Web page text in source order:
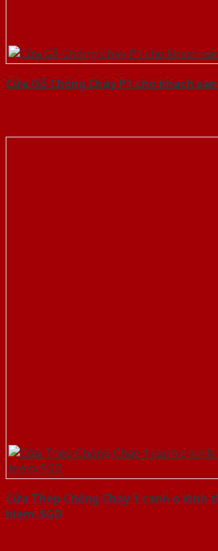
Cửa Gỗ Chống Cháy P1 cho khach
Cửa Thép Chống Cháy 1 canh o kinh
hiem-SGD